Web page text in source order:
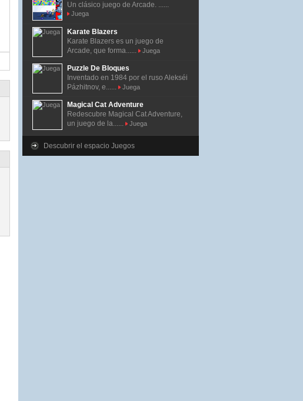
Un clásico juego de Arcade. ......
Juega
Karate Blazers
Karate Blazers es un juego de
Arcade, que forma......
Juega
Puzzle De Bloques
Inventado en 1984 por el ruso Alekséi
Pázhitnov, e......
Juega
Magical Cat Adventure
Redescubre Magical Cat Adventure,
un juego de la......
Juega
Descubrir el espacio Juegos